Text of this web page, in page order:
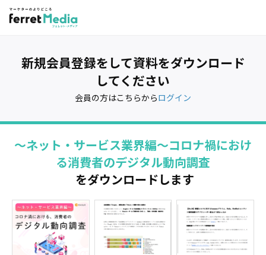
新規会員登録をして資料をダウンロード
してください
会員の方はこちらからログイン
～ネット・サービス業界編～コロナ禍におけ
る消費者のデジタル動向調査
をダウンロードします